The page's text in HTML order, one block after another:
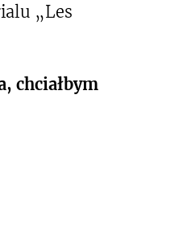
„Les
chciałbym